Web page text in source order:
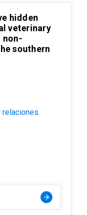
hidden
veterinary
non-
southern
arrow_forward